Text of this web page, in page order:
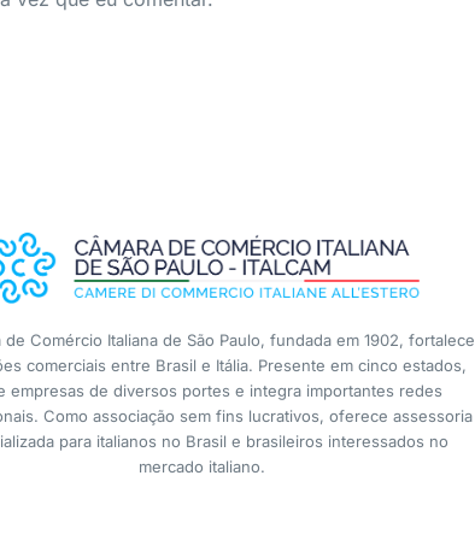
de Comércio Italiana de São Paulo, fundada em 1902, fortalece
comerciais entre Brasil e Itália. Presente em cinco estados,
empresas de diversos portes e integra importantes redes
Como associação sem fins lucrativos, oferece assessoria
para italianos no Brasil e brasileiros interessados no
mercado italiano.